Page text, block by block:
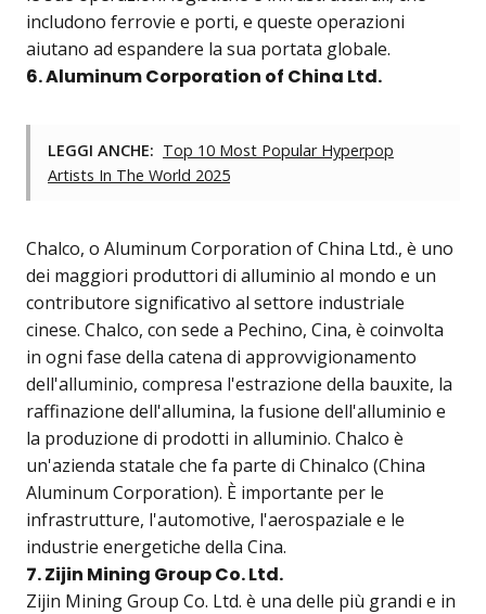
includono ferrovie e porti, e queste operazioni
aiutano ad espandere la sua portata globale.
6. Aluminum Corporation of China Ltd.
LEGGI ANCHE: Top 10 Most Popular Hyperpop
Artists In The World 2025
Chalco, o Aluminum Corporation of China Ltd., è uno
dei maggiori produttori di alluminio al mondo e un
contributore significativo al settore industriale
cinese. Chalco, con sede a Pechino, Cina, è coinvolta
in ogni fase della catena di approvvigionamento
dell'alluminio, compresa l'estrazione della bauxite, la
raffinazione dell'allumina, la fusione dell'alluminio e
la produzione di prodotti in alluminio. Chalco è
un'azienda statale che fa parte di Chinalco (China
Aluminum Corporation). È importante per le
infrastrutture, l'automotive, l'aerospaziale e le
industrie energetiche della Cina.
7. Zijin Mining Group Co. Ltd.
Zijin Mining Group Co. Ltd. è una delle più grandi e in